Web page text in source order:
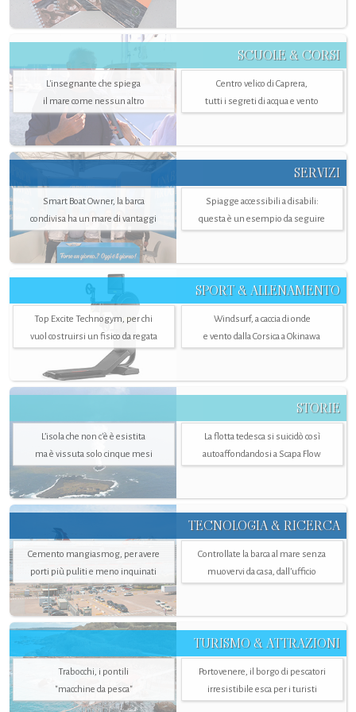
SCUOLE & CORSI
L'insegnante che spiega
il mare come nessun altro
Centro velico di Caprera,
tutti i segreti di acqua e vento
SERVIZI
Smart Boat Owner, la barca
condivisa ha un mare di vantaggi
Spiagge accessibili a disabili:
questa è un esempio da seguire
SPORT & ALLENAMENTO
Top Excite Technogym, per chi
vuol costruirsi un fisico da regata
Windsurf, a caccia di onde
e vento dalla Corsica a Okinawa
STORIE
L’isola che non c'è è esistita
ma è vissuta solo cinque mesi
La flotta tedesca si suicidò così
autoaffondandosi a Scapa Flow
TECNOLOGIA & RICERCA
Cemento mangiasmog, per avere
porti più puliti e meno inquinati
Controllate la barca al mare senza
muovervi da casa, dall’ufficio
TURISMO & ATTRAZIONI
Trabocchi, i pontili
"macchine da pesca"
Portovenere, il borgo di pescatori
irresistibile esca per i turisti